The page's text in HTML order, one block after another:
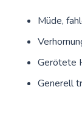
Müde,
Gerötete
Generell